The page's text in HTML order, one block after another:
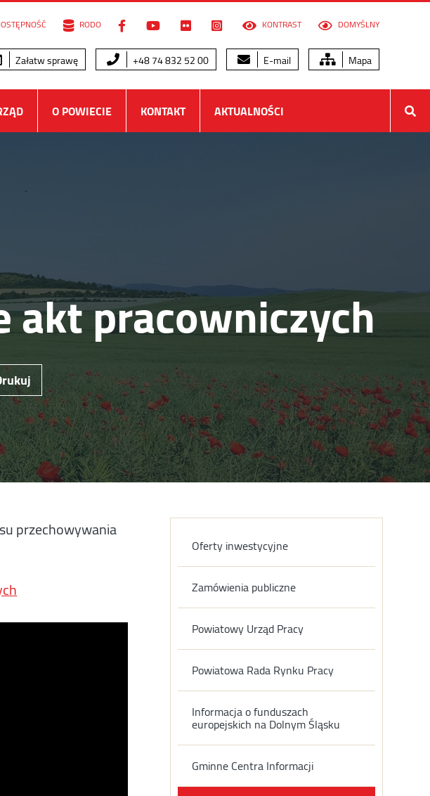
RODO KONTRAST DOMYŚLNY
Załatw sprawę +48 74 832 52 00 E-mail Mapa
O POWIECIE KONTAKT AKTUALNOŚCI
pracowniczych
przechowywania
Oferty inwestycyjne
Zamówienia publiczne
Powiatowy Urząd Pracy
Powiatowa Rada Rynku Pracy
Informacja o funduszach
europejskich na Dolnym Śląsku
Gminne Centra Informacji